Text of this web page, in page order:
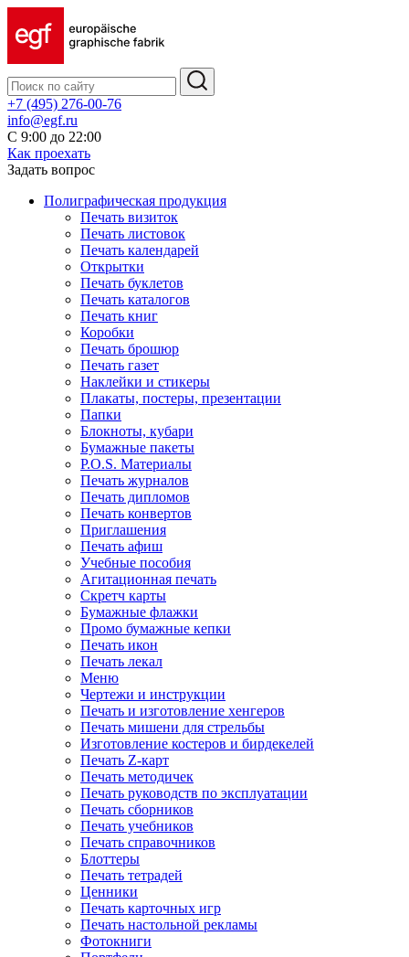
+7 (495) 276-00-76
info@egf.ru
С 9:00 до 22:00
Как проехать
Задать вопрос
Полиграфическая продукция
Печать визиток
Печать листовок
Печать календарей
Открытки
Печать буклетов
Печать каталогов
Печать книг
Коробки
Печать брошюр
Печать газет
Наклейки и стикеры
Плакаты, постеры, презентации
Папки
Блокноты, кубари
Бумажные пакеты
P.O.S. Материалы
Печать журналов
Печать дипломов
Печать конвертов
Приглашения
Печать афиш
Учебные пособия
Агитационная печать
Скретч карты
Бумажные флажки
Промо бумажные кепки
Печать икон
Печать лекал
Меню
Чертежи и инструкции
Печать и изготовление хенгеров
Печать мишени для стрельбы
Изготовление костеров и бирдекелей
Печать Z-карт
Печать методичек
Печать руководств по эксплуатации
Печать сборников
Печать учебников
Печать справочников
Блоттеры
Печать тетрадей
Ценники
Печать карточных игр
Печать настольной рекламы
Фотокниги